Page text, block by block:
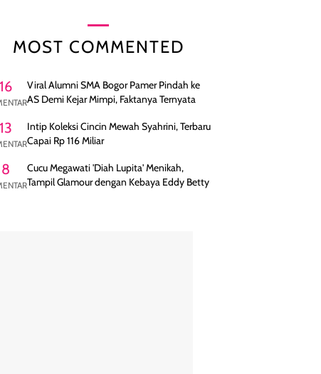
MOST COMMENTED
16
Viral Alumni SMA Bogor Pamer Pindah ke
AS Demi Kejar Mimpi, Faktanya Ternyata
13
Intip Koleksi Cincin Mewah Syahrini, Terbaru
Capai Rp 116 Miliar
8
Cucu Megawati 'Diah Lupita' Menikah,
Tampil Glamour dengan Kebaya Eddy Betty